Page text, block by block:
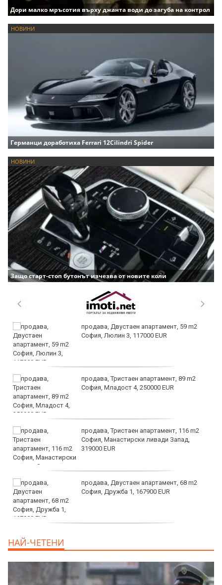
Дори малко мръсотия върху джанта води до загуба на контрол
НОВИНИ
Германци доработиха Ferrari 12Cilindri Spider
НОВИНИ
Защо старт-стоп бутонът изчезва от новите коли
продава, Двустаен апартамент, 59 m2
София, Люлин 3, 117000 EUR
продава, Тристаен апартамент, 89 m2
София, Младост 4, 250000 EUR
продава, Тристаен апартамент, 116 m2
София, Манастирски ливади Запад,
319000 EUR
продава, Двустаен апартамент, 68 m2
София, Дружба 1, 167900 EUR
НАЙ-ЧЕТЕНИ